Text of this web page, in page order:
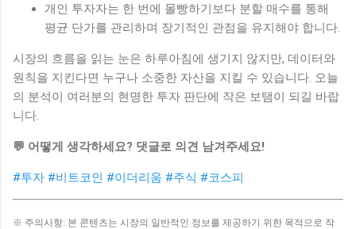
개인 투자자는 한 번에 몰빵하기보다 분할 매수를 통해
평균 단가를 관리하며 장기적인 관점을 유지해야 합니다.
시장의 흐름을 읽는 눈은 하루아침에 생기지 않지만, 데이터와
원칙을 지킨다면 누구나 소중한 자산을 지킬 수 있습니다. 오늘
의 분석이 여러분의 현명한 투자 판단에 작은 보탬이 되길 바랍
니다.
💬 어떻게 생각하세요? 댓글로 의견 남겨주세요!
#투자 #비트코인 #이더리움 #주식 #코스피
※ 주의사항: 본 콘텐츠는 시장의 일반적인 정보를 제공하기 위한 목적으로 작